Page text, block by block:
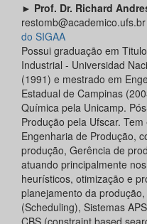
► Prof. Dr. Richard
do SIGAA
Possui graduação em
Industrial - Universidad
(1991) e mestrado em
Estadual de Campinas
Química pela Unicamp.
Produção pela Ufscar.
Engenharia de Produção,
produção, Gerência de
atuando principalmente
heurísticos, otimização e
planejamento da
(Scheduling), Sistemas